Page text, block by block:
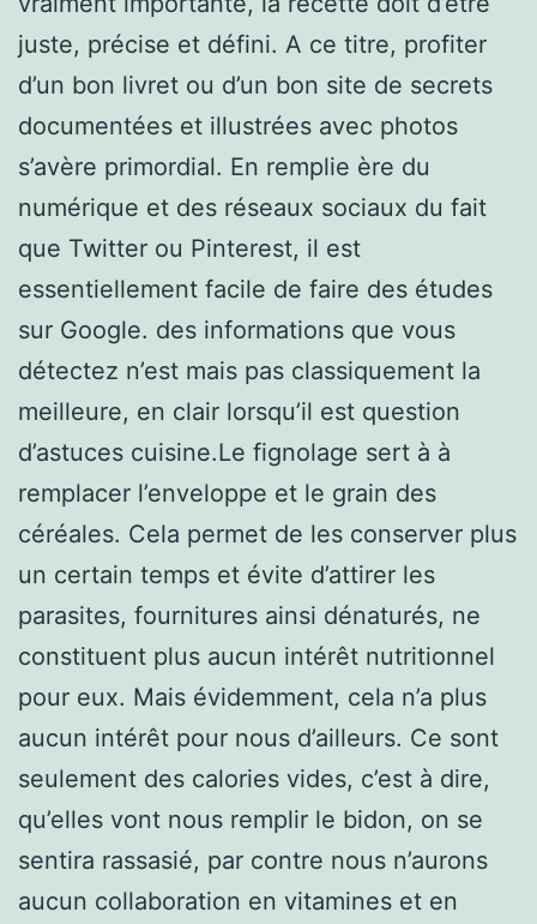
juste, précise et défini. A ce titre, profiter
d’un bon livret ou d’un bon site de secrets
documentées et illustrées avec photos
s’avère primordial. En remplie ère du
numérique et des réseaux sociaux du fait
que Twitter ou Pinterest, il est
essentiellement facile de faire des études
sur Google. des informations que vous
détectez n’est mais pas classiquement la
meilleure, en clair lorsqu’il est question
d’astuces cuisine.Le fignolage sert à à
remplacer l’enveloppe et le grain des
céréales. Cela permet de les conserver plus
un certain temps et évite d’attirer les
parasites, fournitures ainsi dénaturés, ne
constituent plus aucun intérêt nutritionnel
pour eux. Mais évidemment, cela n’a plus
aucun intérêt pour nous d’ailleurs. Ce sont
seulement des calories vides, c’est à dire,
qu’elles vont nous remplir le bidon, on se
sentira rassasié, par contre nous n’aurons
aucun collaboration en vitamines et en